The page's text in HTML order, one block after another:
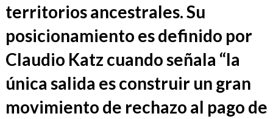
territorios ancestrales. Su
posicionamiento es definido por
Claudio Katz cuando señala “la
única salida es construir un gran
movimiento de rechazo al pago de